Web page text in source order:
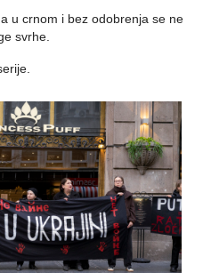
u crnom i bez odobrenja se ne
svrhe.